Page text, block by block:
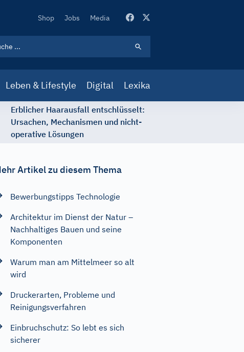
Secondary
Shop Jobs Media
Leben & Lifestyle Digital Lexika
Erblicher Haarausfall entschlüsselt:
Ursachen, Mechanismen und nicht-
operative Lösungen
Artikel zu diesem Thema
Bewerbungstipps Technologie
Architektur im Dienst der Natur –
Nachhaltiges Bauen und seine
Komponenten
Warum man am Mittelmeer so alt
wird
Druckerarten, Probleme und
Reinigungsverfahren
Einbruchschutz: So lebt es sich
sicherer